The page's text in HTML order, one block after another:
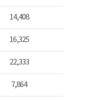
14,408
16,325
22,333
7,864